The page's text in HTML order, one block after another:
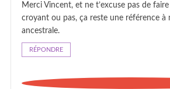
Merci Vincent, et ne t’excuse pas de
croyant ou pas, ça reste une référence à
ancestrale.
RÉPONDRE